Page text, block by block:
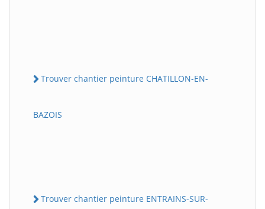
Trouver chantier peinture CHATILLON-EN-
BAZOIS
Trouver chantier peinture ENTRAINS-SUR-